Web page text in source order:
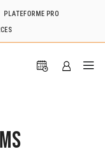
PLATEFORME PRO